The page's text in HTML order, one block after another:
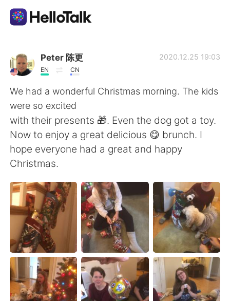
AI Grammar Checker
ไทย
English 简体中文
繁體中文 Español
العربية Français
Deutsch 日本語
한국어 Русский
Indonesia Italiano
Peter 陈更
EN CN
2020.12.25 19:03
We had a wonderful Christmas morning. The kids
were so excited
with their presents 🎁. Even the dog got a toy.
Now to enjoy a great delicious 😋 brunch. I
hope everyone had a great and happy
Christmas.